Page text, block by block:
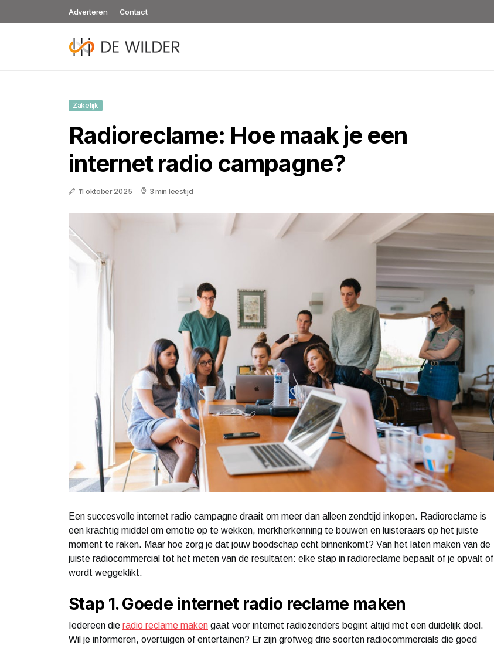
Adverteren Contact
Zakelijk
Radioreclame: Hoe maak je een
internet radio campagne?
11 oktober 2025 3 min leestijd
Een succesvolle internet radio campagne draait om meer dan alleen zendtijd inkopen. Radioreclame is
een krachtig middel om emotie op te wekken, merkherkenning te bouwen en luisteraars op het juiste
moment te raken. Maar hoe zorg je dat jouw boodschap echt binnenkomt? Van het laten maken van de
juiste radiocommercial tot het meten van de resultaten: elke stap in radioreclame bepaalt of je opvalt of
wordt weggeklikt.
Stap 1. Goede internet radio reclame maken
Iedereen die radio reclame maken gaat voor internet radiozenders begint altijd met een duidelijk doel.
Wil je informeren, overtuigen of entertainen? Er zijn grofweg drie soorten radiocommercials die goed